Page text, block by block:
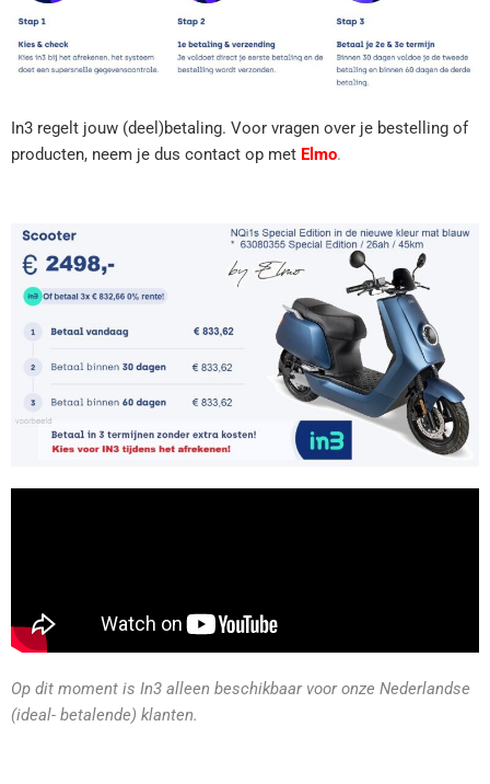
In3 regelt jouw (deel)betaling. Voor vragen over je bestelling of
producten, neem je dus contact op met Elmo.
Op dit moment is In3 alleen beschikbaar voor onze Nederlandse
(ideal- betalende) klanten.